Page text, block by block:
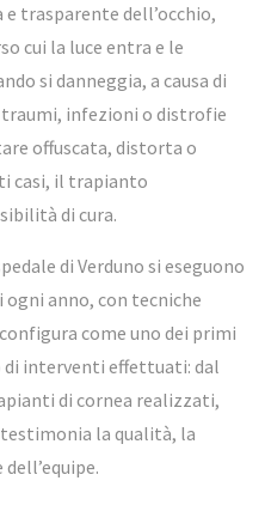
trasparente dell’occhio,
cui la luce entra e le
si danneggia, a causa di
infezioni o distrofie
offuscata, distorta o
casi, il trapianto
di cura.
di Verduno si eseguono
anno, con tecniche
come uno dei primi
interventi effettuati: dal
di cornea realizzati,
testimonia la qualità, la